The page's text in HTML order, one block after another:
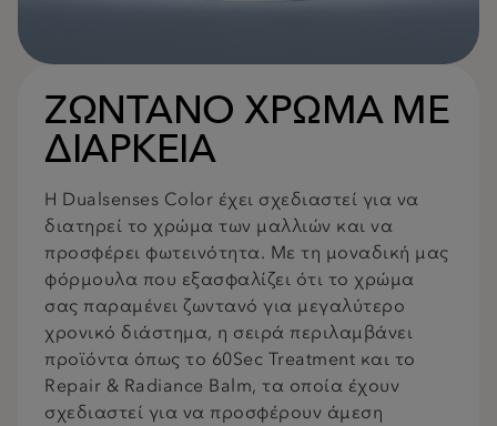
ΖΩΝΤΑΝΟ ΧΡΩΜΑ ΜΕ
ΔΙΑΡΚΕΙΑ
Η Dualsenses Color έχει σχεδιαστεί για να
διατηρεί το χρώμα των μαλλιών και να
προσφέρει φωτεινότητα. Με τη μοναδική μας
φόρμουλα που εξασφαλίζει ότι το χρώμα
σας παραμένει ζωντανό για μεγαλύτερο
χρονικό διάστημα, η σειρά περιλαμβάνει
προϊόντα όπως το 60Sec Treatment και το
Repair & Radiance Balm, τα οποία έχουν
σχεδιαστεί για να προσφέρουν άμεση